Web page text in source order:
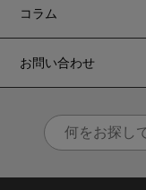
コラム
お問い合わせ